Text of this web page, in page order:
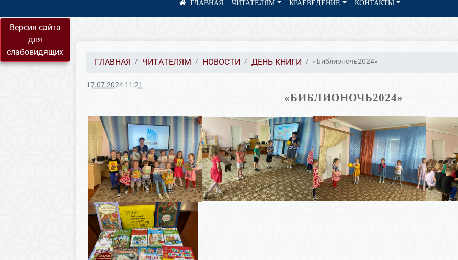
Версия сайта
для
слабовидящих
ЧИТАТЕЛЯМ КРАЕВЕДЕНИЕ КОНТАКТЫ
ГЛАВНАЯ ЧИТАТЕЛЯМ НОВОСТИ ДЕНЬ КНИГИ «Библионочь2024»
17.07.2024 11:21
«БИБЛИОНОЧЬ2024»